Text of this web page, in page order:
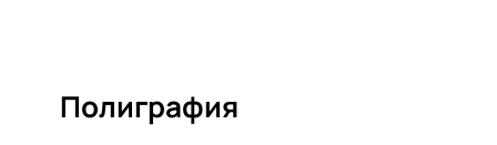
Полиграфия